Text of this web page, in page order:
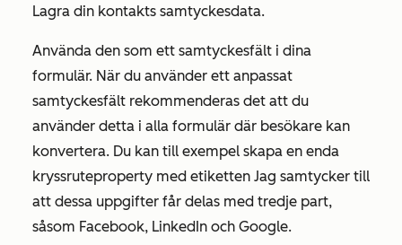
Lagra din kontakts samtyckesdata.
Använda den som ett samtyckesfält i dina
formulär. När du använder ett anpassat
samtyckesfält rekommenderas det att du
använder detta i alla formulär där besökare kan
konvertera. Du kan till exempel skapa en enda
kryssruteproperty med etiketten Jag samtycker till
att dessa uppgifter får delas med tredje part,
såsom Facebook, LinkedIn och Google.